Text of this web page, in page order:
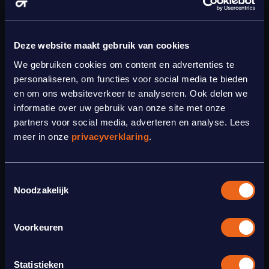
Deze website maakt gebruik van cookies
We gebruiken cookies om content en advertenties te
personaliseren, om functies voor social media te bieden
en om ons websiteverkeer te analyseren. Ook delen we
informatie over uw gebruik van onze site met onze
partners voor social media, adverteren en analyse. Lees
meer in onze privacyverklaring.
Noodzakelijk
Voorkeuren
Statistieken
5. Zet een externe motivator of
gespreksleider in
Hoe langer je ergens werkt of eigenaar van bent, hoe
moeilijker het wordt om 'buiten-de-lijntjes' te denken.
Vraag eens een klant, relatie of huur iemand in als
gespreksleider. Diegene kan je helpen om anders tegen
zaken aan te kijken, een stapje verder te gaan of je juist
Waar kun je verder nog aan denken?
Zorg dat je de input vastlegt (papier, video of een
whiteboard)
Maak gebruik van elkaars ideeën. Ideeën die je in je